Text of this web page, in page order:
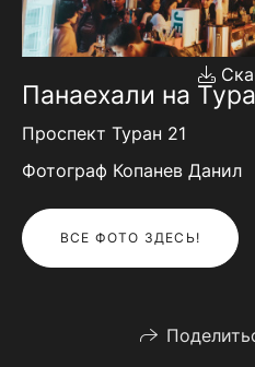
Панаехали на
Проспект Туран 21
Фотограф Копанев Данил
ВСЕ ФОТО ЗДЕСЬ!